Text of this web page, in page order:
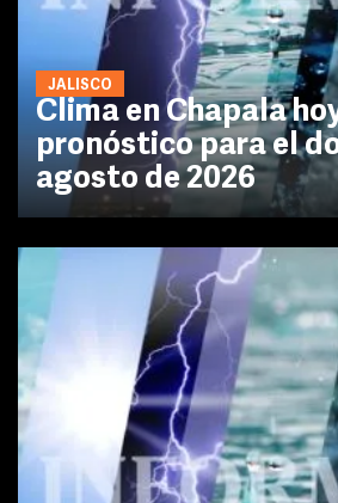
JALISCO
Clima en Chapala
pronóstico para el
agosto de 2026